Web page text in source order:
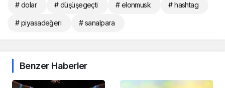
# dolar # düşüşegeçti # elonmusk # hashtag
# piyasadeğeri # sanalpara
Benzer Haberler